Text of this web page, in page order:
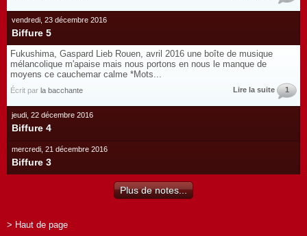
vendredi, 23 décembre 2016
Biffure 5
Fukushima, Gaspard Lieb Rouen, avril 2016 une boîte de musique
mélancolique m'apaise mais nous portons en nous le manque de
moyens ce cauchemar calme *Mots...
Écrit par la bacchante Lire la suite 1
jeudi, 22 décembre 2016
Biffure 4
mercredi, 21 décembre 2016
Biffure 3
Plus de notes...
> Haut de page